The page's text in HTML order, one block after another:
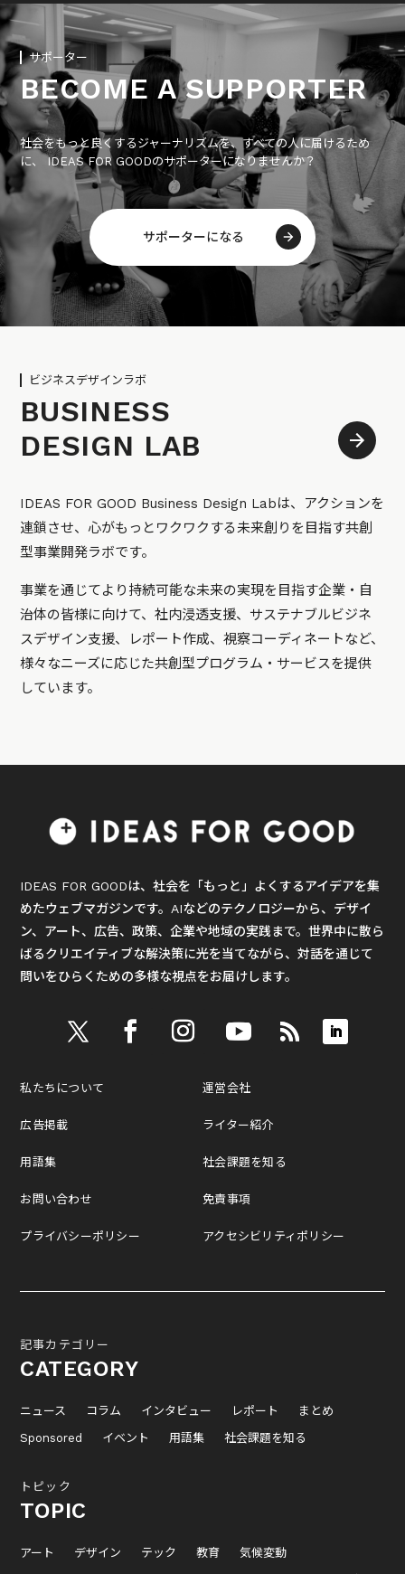
サポーター
BECOME A SUPPORTER
社会をもっと良くするジャーナリズムを、すべての人に届けるため
に、 IDEAS FOR GOODのサポーターになりませんか？
サポーターになる
ビジネスデザインラボ
BUSINESS
DESIGN LAB
IDEAS FOR GOOD Business Design Labは、アクションを
連鎖させ、心がもっとワクワクする未来創りを目指す共創
型事業開発ラボです。
事業を通じてより持続可能な未来の実現を目指す企業・自
治体の皆様に向けて、社内浸透支援、サステナブルビジネ
スデザイン支援、レポート作成、視察コーディネートなど、
様々なニーズに応じた共創型プログラム・サービスを提供
しています。
IDEAS FOR GOODは、社会を「もっと」よくするアイデアを集
めたウェブマガジンです。AIなどのテクノロジーから、デザイ
ン、アート、広告、政策、企業や地域の実践まで。世界中に散ら
ばるクリエイティブな解決策に光を当てながら、対話を通じて
問いをひらくための多様な視点をお届けします。
私たちについて
広告掲載
用語集
お問い合わせ
プライバシーポリシー
運営会社
ライター紹介
社会課題を知る
免責事項
アクセシビリティポリシー
記事カテゴリー
CATEGORY
ニュース コラム インタビュー レポート
まとめ
Sponsored
イベント 用語集 社会課題を知る
トピック
TOPIC
アート デザイン テック 教育
気候変動